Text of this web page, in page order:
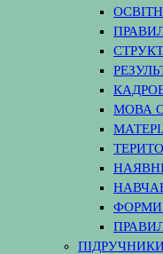
МОВА